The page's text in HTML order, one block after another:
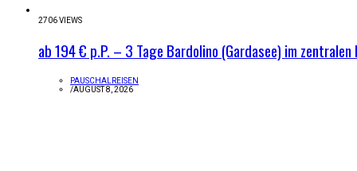
2706 VIEWS
ab 194 € p.P. – 3 Tage Bardolino (Gardasee) im zentralen
PAUSCHALREISEN
/AUGUST 8, 2026